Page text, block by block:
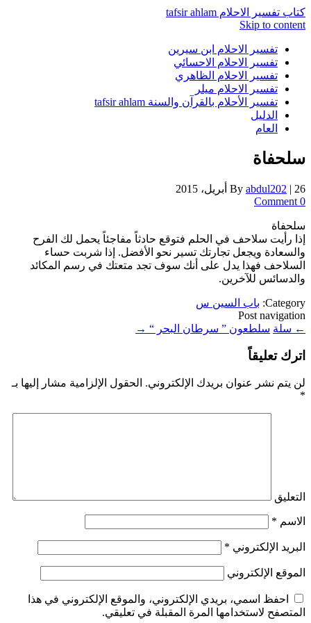
كتاب تفسير الاحلام tafsir ahlam
Skip to content
تفسير الاحلام ابن سيرين
تفسير الاحلام الاحسائي
تفسير الاحلام الظاهري
تفسير الاحلام ميلر
تفسير الأحلام بالقرآن والسنة tafsir ahlam
الدليل
العام
سلحفاة
By abdul202 | 26 أبريل، 2015
0 Comment
سلحفاة
إذا رأيت سلاحف في الحلم فتوقع حادثاً مفاجئاً يحمل لك الفرح
والسعادة ويجعل تجارتك تسير نحو الأفضل. إذا شربت حساء
السلاحف فهذا يدل على أنك سوف تجد متعتك في رسم المكائد
والدسائس للآخرين.
Category: باب السين س
Post navigation
← سلة سلطعون ” سرطان البحر “ →
اترك تعليقاً
لن يتم نشر عنوان بريدك الإلكتروني. الحقول الإلزامية مشار إليها بـ
*
التعليق
الاسم *
البريد الإلكتروني *
الموقع الإلكتروني
احفظ اسمي، بريدي الإلكتروني، والموقع الإلكتروني في هذا
المتصفح لاستخدامها المرة المقبلة في تعليقي.